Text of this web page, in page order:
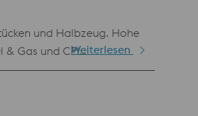
und Halbzeug. Hohe
& Gas und CPIWeiterlesen